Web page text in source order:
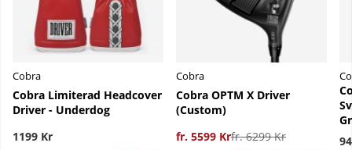
Cobra
Cobra Limiterad Headcover
Driver - Underdog
1199 Kr
Cobra
Cobra OPTM X Driver
(Custom)
fr. 5599 Krfr. 6299 Kr